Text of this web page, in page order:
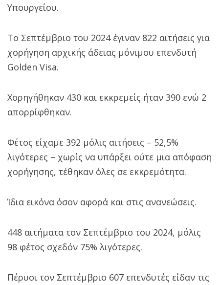
Υπουργείου.
Το Σεπτέμβριο του 2024 έγιναν 822 αιτήσεις για
χορήγηση αρχικής άδειας μόνιμου επενδυτή
Golden Visa.
Χορηγήθηκαν 430 και εκκρεμείς ήταν 390 ενώ 2
απορρίφθηκαν.
Φέτος είχαμε 392 μόλις αιτήσεις – 52,5%
λιγότερες – χωρίς να υπάρξει ούτε μια απόφαση
χορήγησης, τέθηκαν όλες σε εκκρεμότητα.
Ίδια εικόνα όσον αφορά και στις ανανεώσεις.
448 αιτήματα τον Σεπτέμβριο του 2024, μόλις
98 φέτος σχεδόν 75% λιγότερες.
Πέρυσι τον Σεπτέμβριο 607 επενδυτές είδαν τις